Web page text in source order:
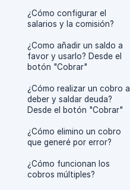
¿Cómo configurar el
salarios y la comisión?
¿Como añadir un saldo a
favor y usarlo? Desde el
botón "Cobrar"
¿Cómo realizar un cobro a
deber y saldar deuda?
Desde el botón "Cobrar"
¿Cómo elimino un cobro
que generé por error?
¿Cómo funcionan los
cobros múltiples?